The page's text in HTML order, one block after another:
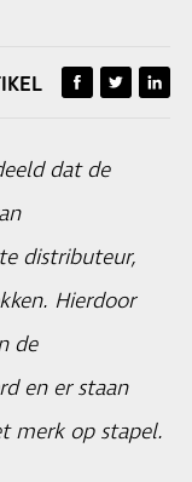
dat de
distributeur,
Hierdoor
de
en er staan
merk op stapel.